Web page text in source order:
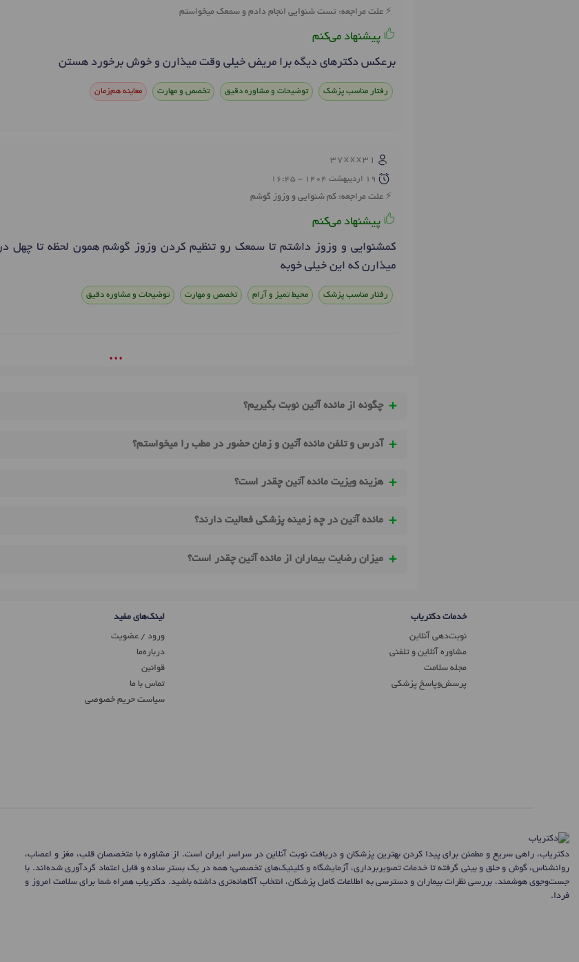
علت مراجعه: تست شنوايي انجام دادم و سمعک ميخواستم
پیشنهاد می‌کنم
برعکس دکترهاي ديگه برا مريض خيلي وقت ميذارن و خوش برخورد هستن
رفتار مناسب پزشک توضیحات و مشاوره دقیق تخصص و مهارت معاینه هم‌زمان
37xxx31
19 ارديبهشت 1404 - 16:45
علت مراجعه: کم شنوايي و وزوز گوشم
پیشنهاد می‌کنم
کمشنوايي و وزوز داشتم تا سمعک رو تنظيم کردن وزوز گوشم همون لحظه تا چهل
ميذارن که اين خيلي خوبه
رفتار مناسب پزشک محیط تمیز و آرام تخصص و مهارت توضیحات و مشاوره دقیق
• • •
چگونه از مائده آتین نوبت بگیریم؟
آدرس و تلفن مائده آتین و زمان حضور در مطب را میخواستم؟
هزینه ویزیت مائده آتین چقدر است؟
مائده آتین در چه زمینه پزشکی فعالیت دارند؟
میزان رضایت بیماران از مائده آتین چقدر است؟
خدمات دکتریاب
نوبت‌دهی آنلاین
مشاوره آنلاین و تلفنی
مجله سلامت
پرسش‌و‌پاسخ پزشکی
لینک‌های مفید
ورود / عضویت
درباره‌ما
قوانین
تماس ‌با ما
سیاست حریم خصوصی
دکتریاب، راهی سریع و مطمئن برای پیدا کردن بهترین پزشکان و دریافت نوبت آنلاین در سراسر ایران است. از مشاوره با متخصصان قلب، مغز و اعصاب،
روانشناس، گوش و حلق و بینی گرفته تا خدمات تصویربرداری، آزمایشگاه و کلینیک‌های تخصصی؛ همه در یک بستر ساده و قابل اعتماد گردآوری شده‌اند. با
جست‌وجوی هوشمند، بررسی نظرات بیماران و دسترسی به اطلاعات کامل پزشکان، انتخاب آگاهانه‌تری داشته باشید. دکتریاب همراه شما برای سلامت امروز و
فردا.